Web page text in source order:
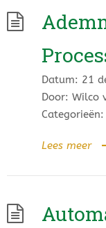
Datum: 21
Door: Wilco
Categorieën:
Lees meer